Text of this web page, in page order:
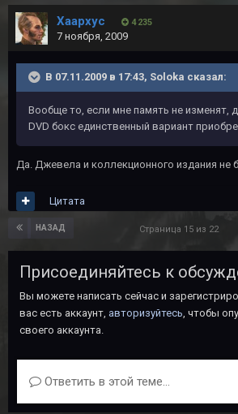
Хаархус 4 235
7 ноября, 2009
В 07.11.2009 в 17:43, Soloka сказал:
Вообще то, если мне память не изменят,
DVD бокс единственный вариант
Да. Джевела и коллекционного издания не
Цитата
НАЗАД Страница 15 из 22
Присоединяйтесь к
Вы можете написать сейчас и
вас есть аккаунт, авторизуйтесь, чтобы
своего аккаунта.
Ответить в этой теме...